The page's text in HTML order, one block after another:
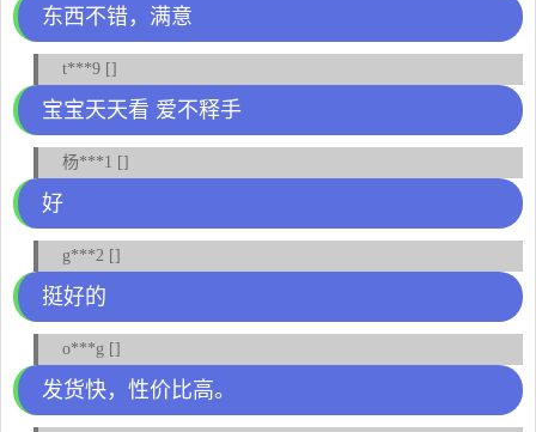
东西不错，满意
t***9 []
宝宝天天看 爱不释手
杨***1 []
好
g***2 []
挺好的
o***g []
发货快，性价比高。